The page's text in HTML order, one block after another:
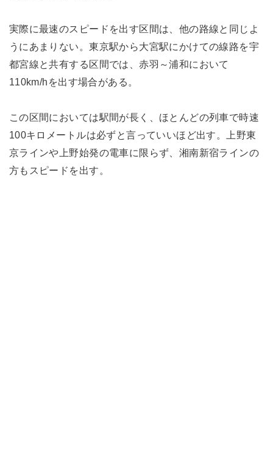
実際に最速のスピードを出す区間は、他の路線と同じよ
うにあまりない。東京駅から大宮駅にかけての線路を宇
都宮線と共有する区間では、赤羽～浦和において
110km/hを出す場合がある。
この区間においては駅間が長く、ほとんどの列車で時速
100キロメートルは必ずと言っていいほど出す。上野東
京ラインや上野始発の電車に限らず、湘南新宿ラインの
方もスピードを出す。